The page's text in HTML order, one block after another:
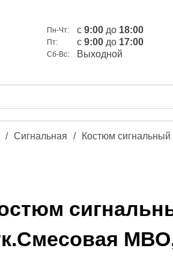
Пн-Чт: c9:00 до 18:00
Пт: c9:00 до 17:00
Сб-Вс: Выходной
/ Сигнальная /
Костюм